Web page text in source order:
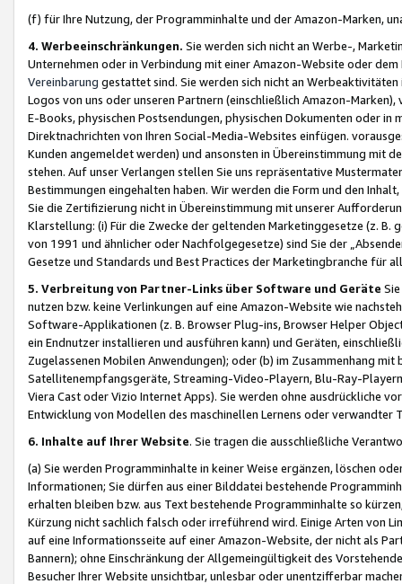
(f) für Ihre Nutzung, der Programminhalte und der Amazon-Marken,
4. Werbeeinschränkungen. Sie werden sich nicht an Werbe-,
Unternehmen oder in Verbindung mit einer Amazon-Website oder
Vereinbarung gestattet sind. Sie werden sich nicht an
Logos von uns oder unseren Partnern (einschließlich Amazon-
E-Books, physischen Postsendungen, physischen Dokumenten oder in
Direktnachrichten von Ihren Social-Media-Websites einfügen.
Kunden angemeldet werden) und ansonsten in Übereinstimmung mit
stehen. Auf unser Verlangen stellen Sie uns repräsentative
Bestimmungen eingehalten haben. Wir werden die Form und den
Sie die Zertifizierung nicht in Übereinstimmung mit unserer
Klarstellung: (i) Für die Zwecke der geltenden Marketinggesetze (z. B.
von 1991 und ähnlicher oder Nachfolgegesetze) sind Sie der
Gesetze und Standards und Best Practices der Marketingbranche für
5. Verbreitung von Partner-Links über Software und Geräte
nutzen bzw. keine Verlinkungen auf eine Amazon-Website wie
Software-Applikationen (z. B. Browser Plug-ins, Browser Helper
ein Endnutzer installieren und ausführen kann) und Geräten,
Zugelassenen Mobilen Anwendungen); oder (b) im Zusammenhang
Satellitenempfangsgeräte, Streaming-Video-Playern, Blu-Ray-
Viera Cast oder Vizio Internet Apps). Sie werden ohne ausdrückliche
Entwicklung von Modellen des maschinellen Lernens oder
6. Inhalte auf Ihrer Website. Sie tragen die ausschließliche
(a) Sie werden Programminhalte in keiner Weise ergänzen, löschen
Informationen; Sie dürfen aus einer Bilddatei bestehende
erhalten bleiben bzw. aus Text bestehende Programminhalte so
Kürzung nicht sachlich falsch oder irreführend wird. Einige Arten von
auf eine Informationsseite auf einer Amazon-Website, der nicht als
Bannern); ohne Einschränkung der Allgemeingültigkeit des
Besucher Ihrer Website unsichtbar, unlesbar oder unentzifferbar